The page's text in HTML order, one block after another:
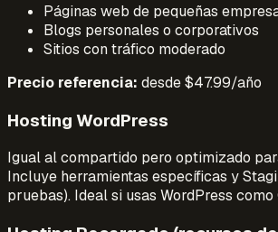
Páginas web de pequeñas
Blogs personales o corporativos
Sitios con tráfico moderado
Precio referencia: desde $47.99/año
Hosting WordPress
Igual al compartido pero optimizado
Incluye herramientas específicas y
pruebas). Ideal si usas WordPress como